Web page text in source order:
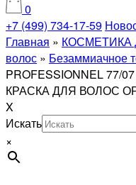
0
+7 (499) 734-17-59
Главная »
волос » Безаммиачное
PROFESSIONNEL
КРАСКА ДЛЯ ВОЛОС
X
Искать
×